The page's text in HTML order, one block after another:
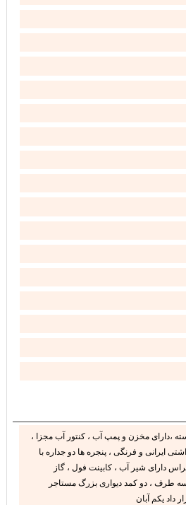
،دارای مخزن و پمپ آب ، کنتور آب مجزا ،
ایرانی و فرنگی ، پنجره ها دو جداره با
دارای شیر آب ، کابینت فول ، گاز
سه طرف ، دو کمد دیواری بزرگ مستاجر